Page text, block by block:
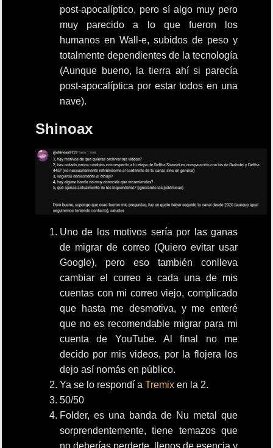
post-apocalíptico, pero sí algo muy pero
muy parecido a lo que fueron los
humanos en Wall-e, subidos de peso y
totalmente dependientes de la tecnología
(Aunque bueno, la tierra ahí si parecía
post-apocalíptica por estar todos en una
nave).
Shinoax
Uno de los motivos sería por las ganas
de migrar de correo (Quiero evitar usar
Google), pero eso también conlleva
cambiar el correo a cada una de mis
cuentas con mi correo viejo, complicado
que hasta me desmotiva, y me enteré
que no es recomendable migrar para mi
cuenta de YouTube. Al final no me
decido por mis videos, por la flojera los
dejo así nomás en público.
Ya se lo respondí a Tremix en la 2.
50/50
Folder, es una banda de Nu metal que
sorprendentemente, tiene temazos que